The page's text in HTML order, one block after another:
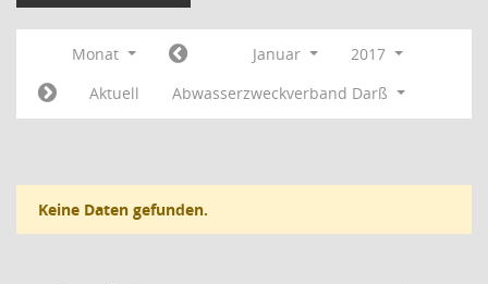
Monat Januar
2017
Aktuell
Abwasserzweckverband Darß
Keine Daten gefunden.